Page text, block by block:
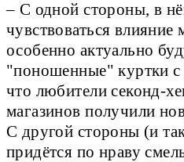
– С одной стороны, в
чувствоваться влияние
особенно актуально
"поношенные" куртки с
что любители секонд-
магазинов получили
С другой стороны (и
придётся по нраву